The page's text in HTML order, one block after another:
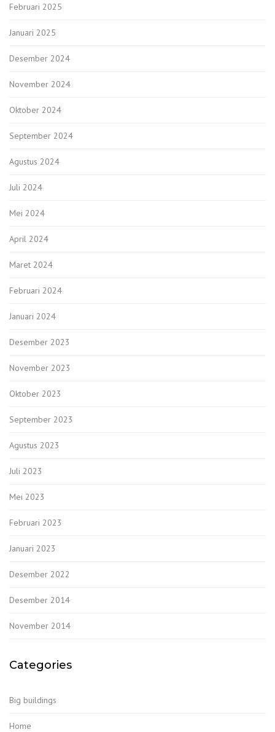
Februari 2025
Januari 2025
Desember 2024
November 2024
Oktober 2024
September 2024
Agustus 2024
Juli 2024
Mei 2024
April 2024
Maret 2024
Februari 2024
Januari 2024
Desember 2023
November 2023
Oktober 2023
September 2023
Agustus 2023
Juli 2023
Mei 2023
Februari 2023
Januari 2023
Desember 2022
Desember 2014
November 2014
Categories
Big buildings
Home